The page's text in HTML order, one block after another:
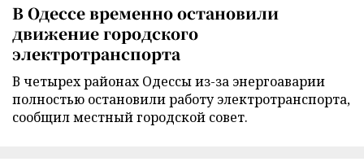
В Одессе временно остановили
движение городского
электротранспорта
В четырех районах Одессы из-за энергоаварии
полностью остановили работу электротранспорта,
сообщил местный городской совет.